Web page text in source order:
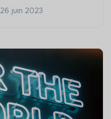
26 juin 2023